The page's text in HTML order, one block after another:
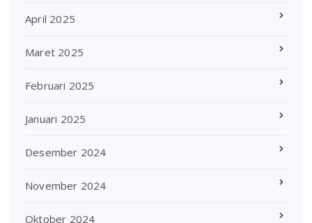
April 2025
Maret 2025
Februari 2025
Januari 2025
Desember 2024
November 2024
Oktober 2024